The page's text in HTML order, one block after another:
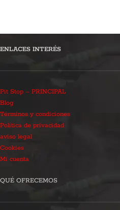
ENLACES INTERÉS
Pit Stop – PRINCIPAL
Blog
Términos y condiciones
Política de privacidad
aviso legal
Cookies
Mi cuenta
QUÉ OFRECEMOS